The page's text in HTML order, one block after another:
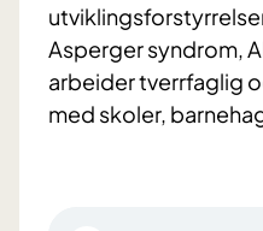
Asperger syndrom,
arbeider tverrfaglig
med skoler,